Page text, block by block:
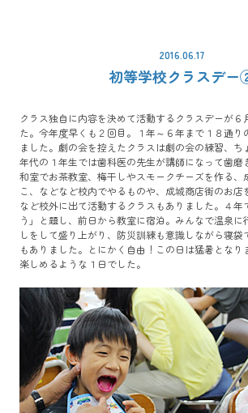
2016.06.17
初等学校クラスデ
クラス独自に内容を決めて活動するクラスデーが６
た。今年度早くも２回目。１年～６年まで１８通り
ました。劇の会を控えたクラスは劇の会の練習、ち
年代の１年生では歯科医の先生が講師になって歯磨
和室でお茶教室、梅干しやスモークチーズを作る、
こ、などなど校内でやるものや、成城商店街のお店
など校外に出て活動するクラスもありました。４年
う」と題し、前日から教室に宿泊。みんなで温泉
しをして盛り上がり、防災訓練も意識しながら寝
もありました。とにかく自由！この日は猛暑となり
楽しめるような１日でした。